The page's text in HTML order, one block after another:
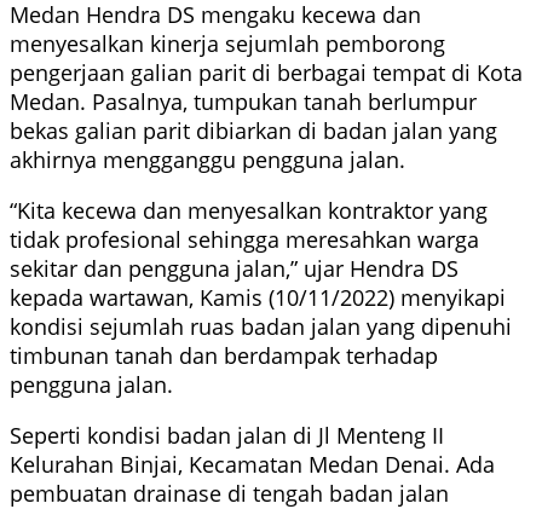
Medan Hendra DS mengaku kecewa dan
menyesalkan kinerja sejumlah pemborong
pengerjaan galian parit di berbagai tempat di Kota
Medan. Pasalnya, tumpukan tanah berlumpur
bekas galian parit dibiarkan di badan jalan yang
akhirnya mengganggu pengguna jalan.
“Kita kecewa dan menyesalkan kontraktor yang
tidak profesional sehingga meresahkan warga
sekitar dan pengguna jalan,” ujar Hendra DS
kepada wartawan, Kamis (10/11/2022) menyikapi
kondisi sejumlah ruas badan jalan yang dipenuhi
timbunan tanah dan berdampak terhadap
pengguna jalan.
Seperti kondisi badan jalan di Jl Menteng II
Kelurahan Binjai, Kecamatan Medan Denai. Ada
pembuatan drainase di tengah badan jalan